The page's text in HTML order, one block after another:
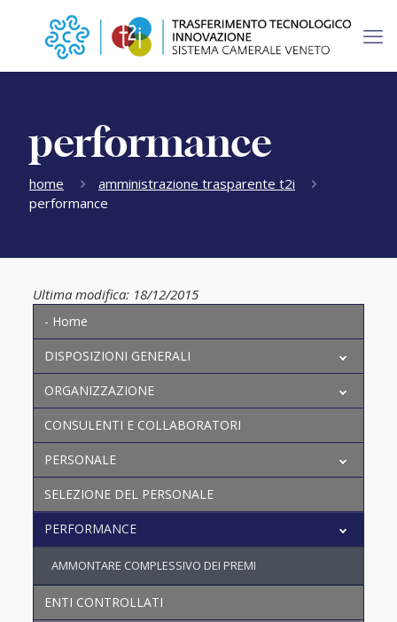
performance
home
amministrazione trasparente t2i
performance
Ultima modifica: 18/12/2015
- Home
DISPOSIZIONI GENERALI
ORGANIZZAZIONE
CONSULENTI E COLLABORATORI
PERSONALE
SELEZIONE DEL PERSONALE
PERFORMANCE
AMMONTARE COMPLESSIVO DEI PREMI
ENTI CONTROLLATI